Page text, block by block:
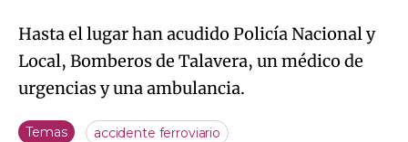
Hasta el lugar han acudido Policía Nacional y
Local, Bomberos de Talavera, un médico de
urgencias y una ambulancia.
Temas accidente ferroviario